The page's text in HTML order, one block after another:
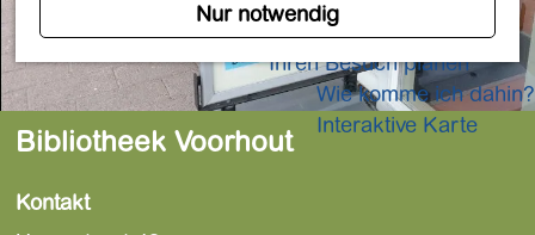
Nur notwendig
u
H
Übernachtungen
Ihren Besuch planen
Wie komme ich dahin?
Interaktive Karte
Bibliotheek Voorhout
Kontakt